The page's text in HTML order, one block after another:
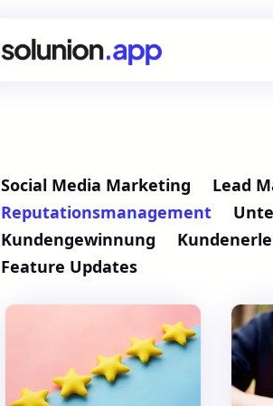
Social Media Marketing
Lead
Reputationsmanagement
Kundengewinnung
Feature Updates